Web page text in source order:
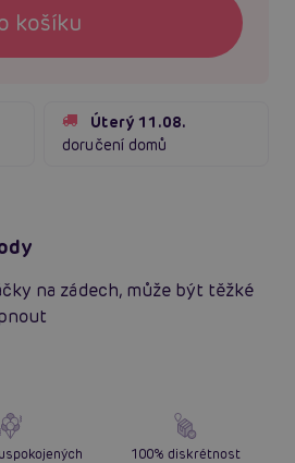
košíku
Úterý 11.08.
doručení domů
na zádech, může být těžké
100% diskrétnost